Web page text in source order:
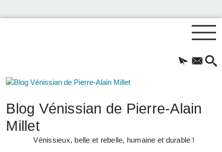
Blog Vénissian de Pierre-Alain
Millet
Vénissieux, belle et rebelle, humaine et durable !